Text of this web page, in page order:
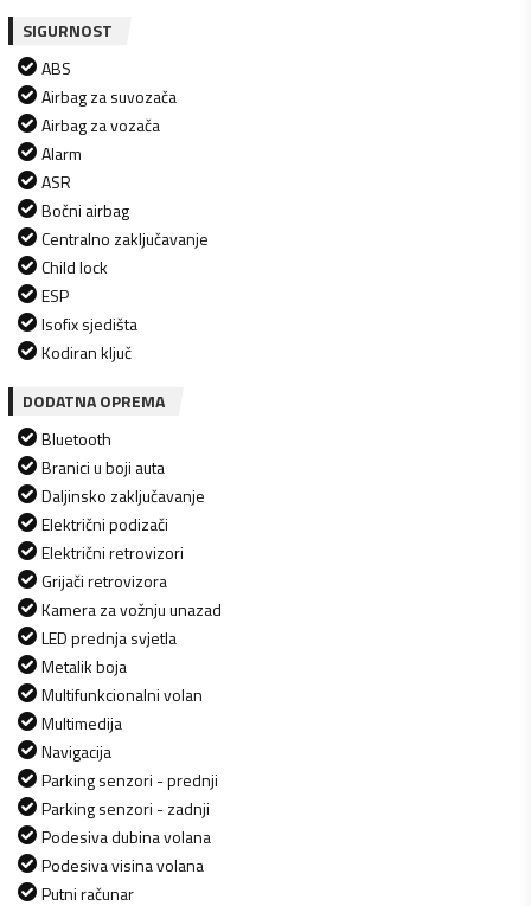
SIGURNOST
ABS
Airbag za suvozača
Airbag za vozača
Alarm
ASR
Bočni airbag
Centralno zaključavanje
Child lock
ESP
Isofix sjedišta
Kodiran ključ
DODATNA OPREMA
Bluetooth
Branici u boji auta
Daljinsko zaključavanje
Električni podizači
Električni retrovizori
Grijači retrovizora
Kamera za vožnju unazad
LED prednja svjetla
Metalik boja
Multifunkcionalni volan
Multimedija
Navigacija
Parking senzori - prednji
Parking senzori - zadnji
Podesiva dubina volana
Podesiva visina volana
Putni računar